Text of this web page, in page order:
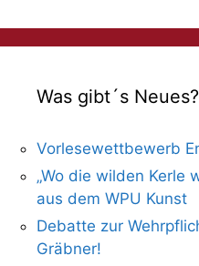
Was gibt´s Neues?
Vorlesewettbewerb
„Wo die wilden Kerle
aus dem WPU Kunst
Debatte zur
Gräbner!